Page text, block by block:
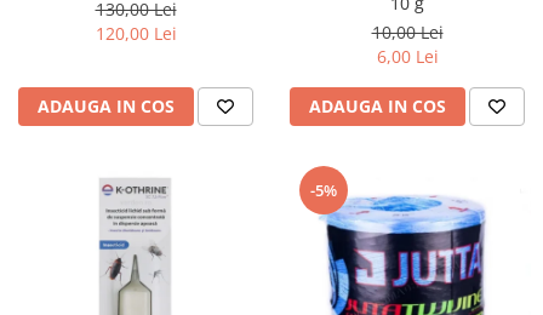
130,00 Lei
120,00 Lei
ADAUGA IN COS
10,00 Lei
6,00 Lei
ADAUGA IN COS
-5%